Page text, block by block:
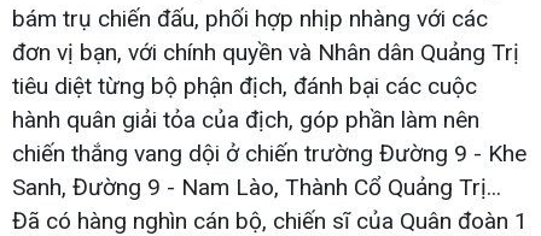
bám trụ chiến đấu, phối hợp nhịp nhàng với các
đơn vị bạn, với chính quyền và Nhân dân Quảng Trị
tiêu diệt từng bộ phận địch, đánh bại các cuộc
hành quân giải tỏa của địch, góp phần làm nên
chiến thắng vang dội ở chiến trường Đường 9 - Khe
Sanh, Đường 9 - Nam Lào, Thành Cổ Quảng Trị...
Đã có hàng nghìn cán bộ, chiến sĩ của Quân đoàn 1